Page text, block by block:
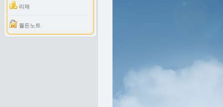
리채
월든노트